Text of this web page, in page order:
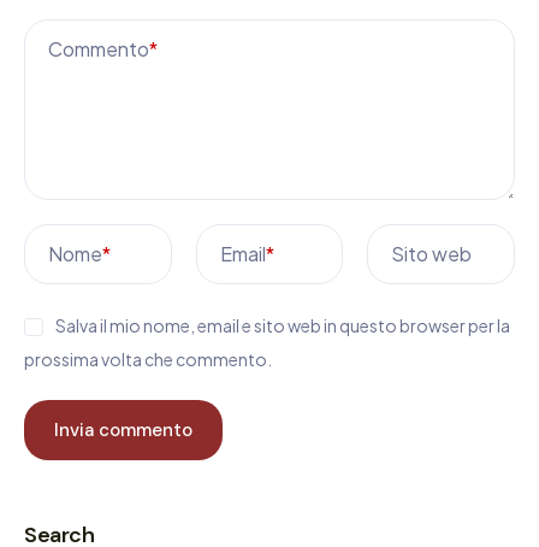
Commento*
Nome* Email* Sito web
Salva il mio nome, email e sito web in questo browser per la
prossima volta che commento.
Search